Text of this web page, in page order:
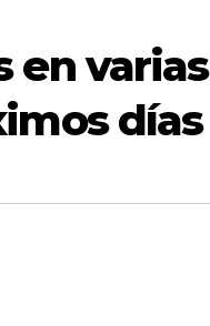
en varias
días